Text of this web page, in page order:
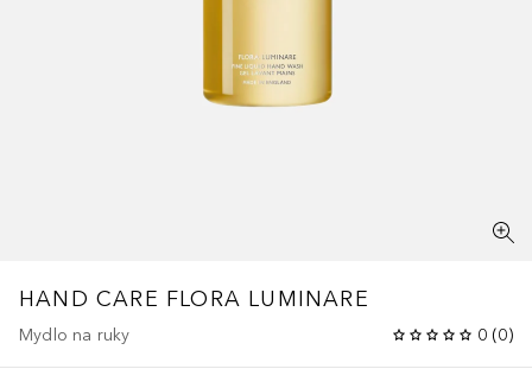
HAND CARE FLORA LUMINARE
Mydlo na ruky 0 (0)